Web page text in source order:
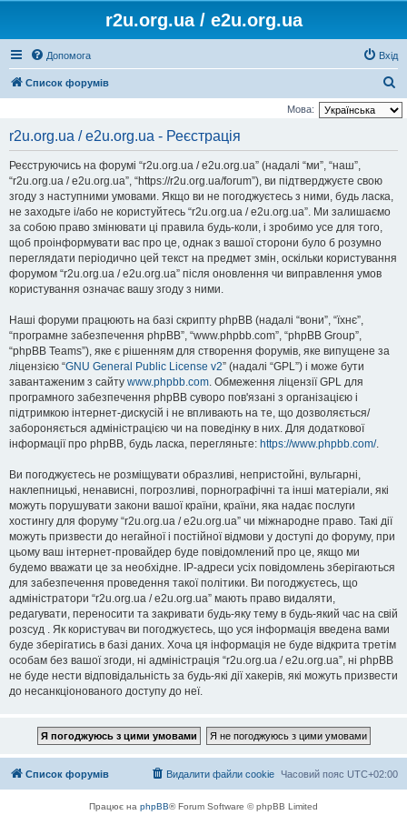
r2u.org.ua / e2u.org.ua
Допомога Вхід
Список форумів
о
Мова:
r2u.org.ua / e2u.org.ua - Реєстрація
Реєструючись на форумі “r2u.org.ua / e2u.org.ua” (надалі “ми”, “наш”,
“r2u.org.ua / e2u.org.ua”, “https://r2u.org.ua/forum”), ви підтверджуєте свою
згоду з наступними умовами. Якщо ви не погоджуєтесь з ними, будь ласка,
не заходьте і/або не користуйтесь “r2u.org.ua / e2u.org.ua”. Ми залишаємо
за собою право змінювати ці правила будь-коли, і зробимо усе для того,
щоб проінформувати вас про це, однак з вашої сторони було б розумно
переглядати періодично цей текст на предмет змін, оскільки користування
форумом “r2u.org.ua / e2u.org.ua” після оновлення чи виправлення умов
користування означає вашу згоду з ними.
Наші форуми працюють на базі скрипту phpBB (надалі “вони”, “їхнє”,
“програмне забезпечення phpBB”, “www.phpbb.com”, “phpBB Group”,
“phpBB Teams”), яке є рішенням для створення форумів, яке випущене за
ліцензією “GNU General Public License v2” (надалі “GPL”) і може бути
завантаженим з сайту www.phpbb.com. Обмеження ліцензії GPL для
програмного забезпечення phpBB суворо пов'язані з організацією і
підтримкою інтернет-дискусій і не впливають на те, що дозволяється/
забороняється адміністрацією чи на поведінку в них. Для додаткової
інформації про phpBB, будь ласка, перегляньте: https://www.phpbb.com/.
Ви погоджуєтесь не розміщувати образливі, непристойні, вульгарні,
наклепницькі, ненависні, погрозливі, порнографічні та інші матеріали, які
можуть порушувати закони вашої країни, країни, яка надає послуги
хостингу для форуму “r2u.org.ua / e2u.org.ua” чи міжнародне право. Такі дії
можуть призвести до негайної і постійної відмови у доступі до форуму, при
цьому ваш інтернет-провайдер буде повідомлений про це, якщо ми
будемо вважати це за необхідне. IP-адреси усіх повідомлень зберігаються
для забезпечення проведення такої політики. Ви погоджуєтесь, що
адміністратори “r2u.org.ua / e2u.org.ua” мають право видаляти,
редагувати, переносити та закривати будь-яку тему в будь-який час на свій
розсуд . Як користувач ви погоджуєтесь, що уся інформація введена вами
буде зберігатись в базі даних. Хоча ця інформація не буде відкрита третім
особам без вашої згоди, ні адміністрація “r2u.org.ua / e2u.org.ua”, ні phpBB
не буде нести відповідальність за будь-які дії хакерів, які можуть призвести
до несанкціонованого доступу до неї.
Список форумів Часовий пояс UTC+02:00
Видалити файли cookie
Працює на phpBB® Forum Software © phpBB Limited